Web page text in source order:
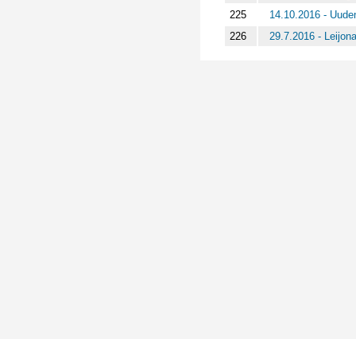
225
14.10.2016 -
226
29.7.2016 -